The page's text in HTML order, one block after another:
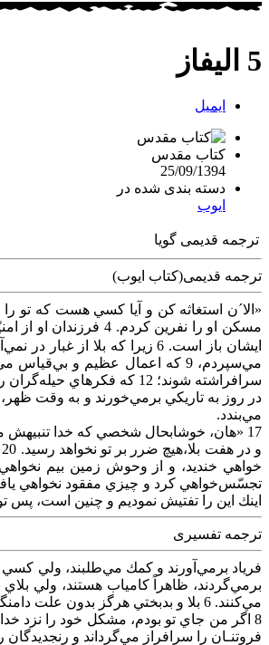
5 الیفاز
ایمیل
کتاب مقدس
25/09/1394
دسته بندی شده در
ایوب
ترجمه قدیمی گویا
ترجمه قدیمی(کتاب ایوب)
مي‌بندد.
اينك‌ اين‌ را تفتيش‌ نموديم‌ و چنين‌ است‌، پس‌
ترجمه تفسیری
مي‌كنند. 6 بلا و بدبختي‌ هرگز بدون‌ علت‌ دامنگير انسان‌ نمي‌شود. 7 بدبختي‌ از خود انسان‌ سرچشمه‌ مي‌گيرد، همچنانكه‌ شعله‌ از آتش‌ برمي‌خيزد.